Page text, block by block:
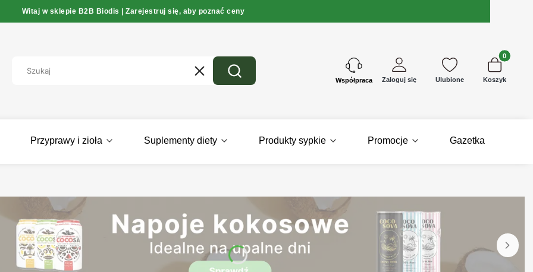
Witaj w sklepie B2B Biodis | Zarejestruj się, aby poznać ceny
Wyczyść Szukaj Kontakt Zaloguj się Ulubione
Produkty w
Koszyk
Przyprawy i zioła Suplementy diety Produkty sypkie Promocje Gazetka